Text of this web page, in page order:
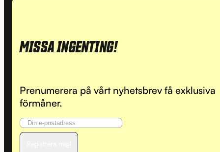
MISSA INGENTING!
Prenumerera på vårt nyhetsbrev få exklusiva
förmåner.